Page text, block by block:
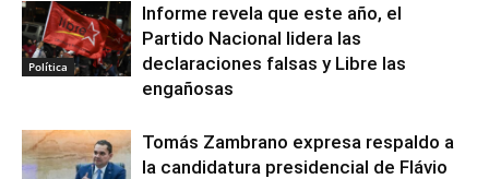
Política
Informe revela que este año, el
Partido Nacional lidera las
declaraciones falsas y Libre las
engañosas
Tomás Zambrano expresa respaldo a
la candidatura presidencial de Flávio